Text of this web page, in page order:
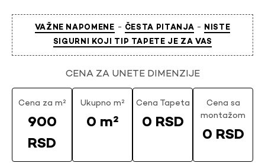
VAŽNE NAPOMENE - ČESTA PITANJA -
NISTE
SIGURNI KOJI TIP TAPETE JE ZA VAS
CENA ZA UNETE DIMENZIJE
Cena za m²
900
RSD
Ukupno m²
0 m²
Cena Tapeta
0 RSD
Cena sa
montažom
0 RSD